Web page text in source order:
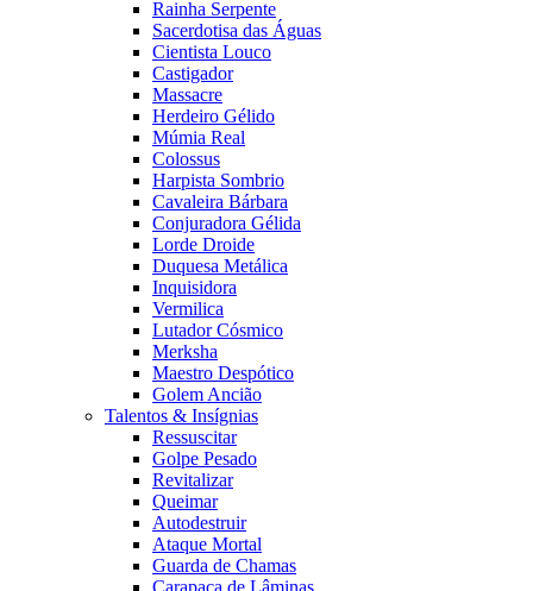
Rainha Serpente
Sacerdotisa das Águas
Cientista Louco
Castigador
Massacre
Herdeiro Gélido
Múmia Real
Colossus
Harpista Sombrio
Cavaleira Bárbara
Conjuradora Gélida
Lorde Droide
Duquesa Metálica
Inquisidora
Vermilica
Lutador Cósmico
Merksha
Maestro Despótico
Golem Ancião
Talentos & Insígnias
Ressuscitar
Golpe Pesado
Revitalizar
Queimar
Autodestruir
Ataque Mortal
Guarda de Chamas